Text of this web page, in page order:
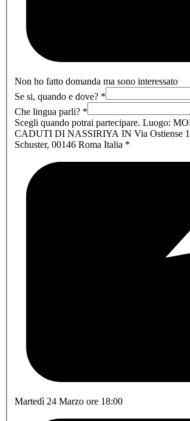
Non ho fatto domanda ma sono interessato
Se si, quando e dove? *
Che lingua parli? *
Scegli quando potrai partecipare. Luogo:
CADUTI DI NASSIRIYA IN Via Ostiense 169 Parco
Schuster, 00146 Roma Italia *
Martedì 24 Marzo ore 18:00